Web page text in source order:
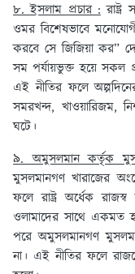
৮. ইসলাম প্রচার :রাষ্ট্র
ওমর বিশেষভাবে
করবে সে জিজিয়া কর”
সম পর্যায়ভুক্ত হয়ে সকল
এই নীতির ফলে
সমরখন্দ, খাওয়ারিজম,
ঘটে।
৯. অমুসলমান কর্তৃক
মুসলমানগণ খারাজের
ফলে রাষ্ট্র অর্ধেক
ওলামাদের সাথে একমত
পরে অমুসলমানগণ
না। এই নীতির ফলে